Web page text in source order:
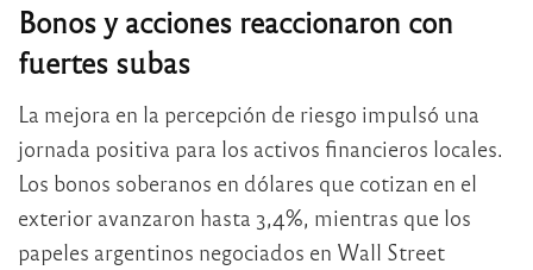
Bonos y acciones reaccionaron con
fuertes subas
La mejora en la percepción de riesgo impulsó una
jornada positiva para los activos financieros locales.
Los bonos soberanos en dólares que cotizan en el
exterior avanzaron hasta 3,4%, mientras que los
papeles argentinos negociados en Wall Street